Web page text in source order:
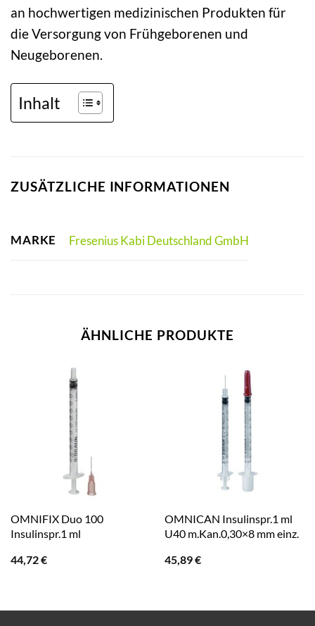
an hochwertigen medizinischen Produkten für
die Versorgung von Frühgeborenen und
Neugeborenen.
Inhalt
ZUSÄTZLICHE INFORMATIONEN
MARKE Fresenius Kabi Deutschland GmbH
ÄHNLICHE PRODUKTE
OMNIFIX Duo 100
Insulinspr.1 ml
44,72€
OMNICAN Insulinspr.1 ml
U40 m.Kan.0,30×8 mm einz.
45,89€